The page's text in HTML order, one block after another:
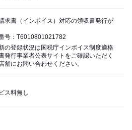
求書（インボイス）対応の領収書発行が
号：T6010801021782
の登録状況は国税庁インボイス制度適格
発行事業者公表サイトをご確認いただく
舗にお問い合わせください。
ス料無し